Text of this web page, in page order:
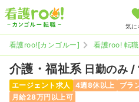
気に
看護roo![カンゴルー] 看護roo! 転職
介護・福祉系 日勤のみ /
エージェント求人 4週8休以上 ブラ
月給28万円以上可